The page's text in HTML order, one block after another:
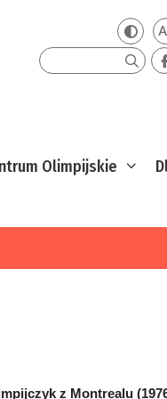
Olimpijskie
z Montrealu